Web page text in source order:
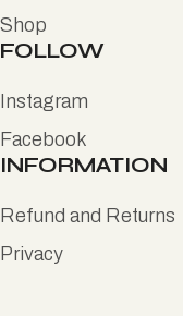
Shop
FOLLOW
Instagram
Facebook
INFORMATION
Refund and Returns
Privacy